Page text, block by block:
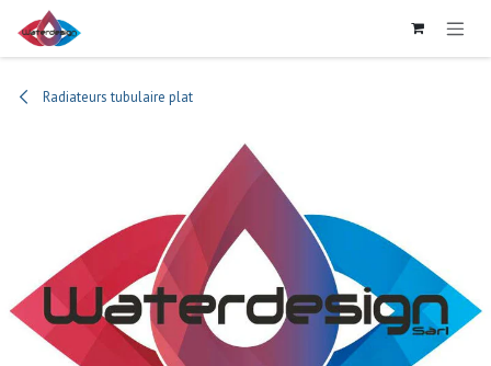
Se rendre au contenu
Radiateurs tubulaire plat